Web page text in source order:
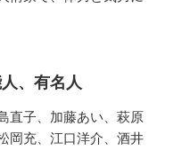
、有名人
直子、加藤あい、萩原
岡充、江口洋介、酒井